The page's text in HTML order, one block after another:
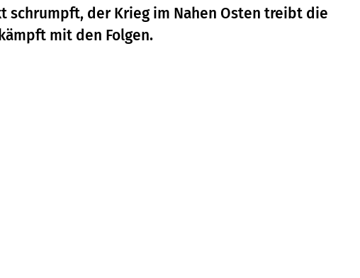
schrumpft, der Krieg im Nahen Osten treibt die
mit den Folgen.